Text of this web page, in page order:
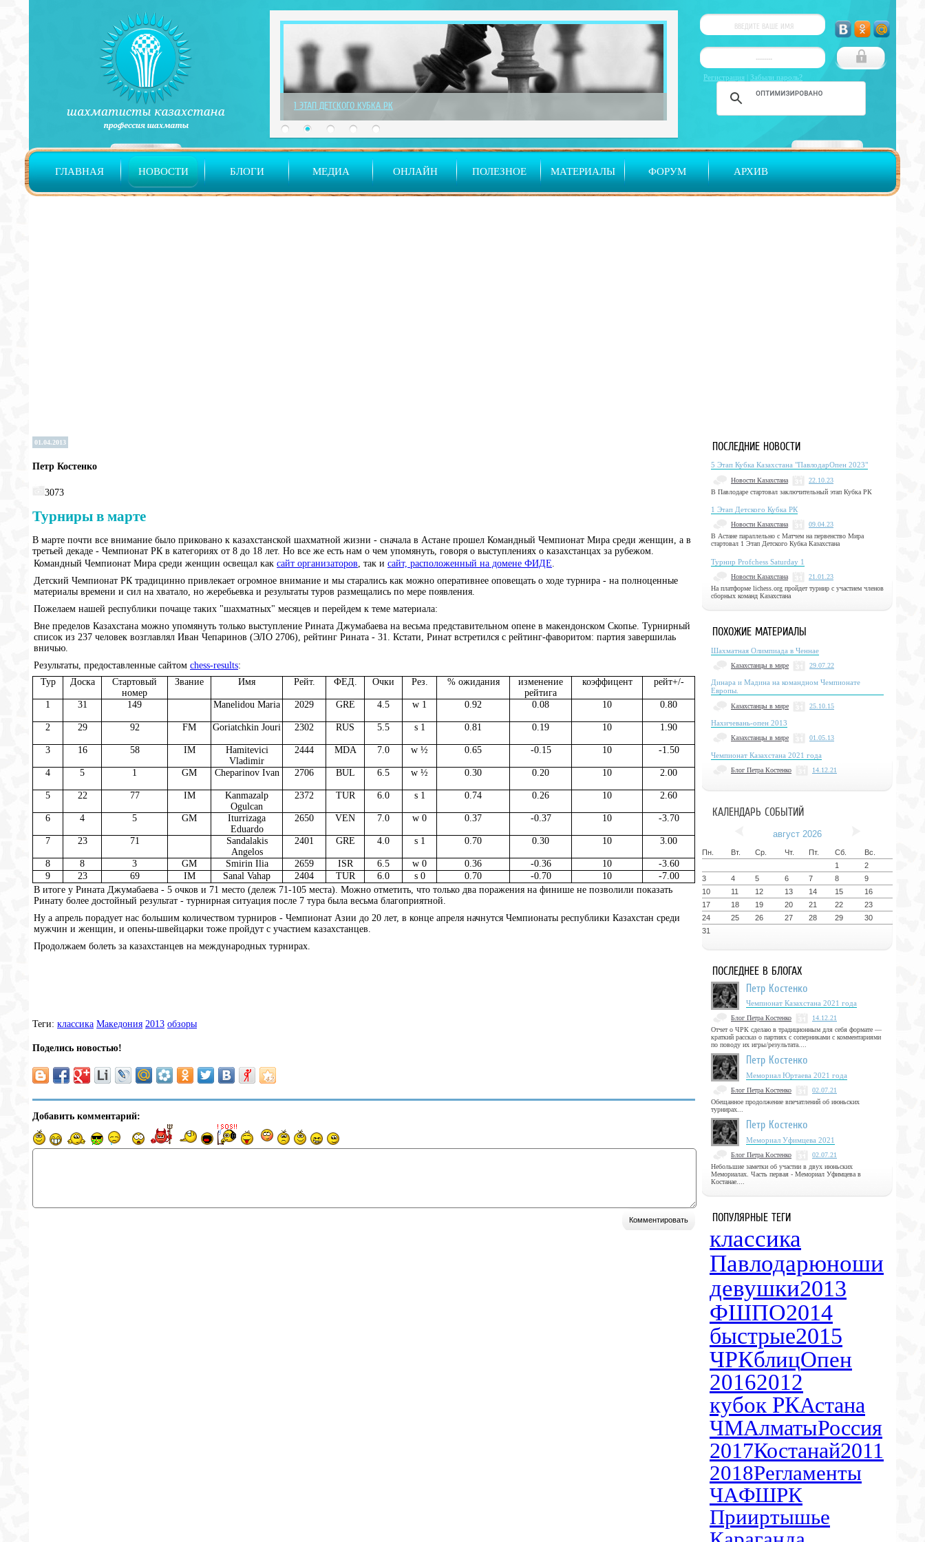
ГЛАВНАЯ НОВОСТИ БЛОГИ МЕДИА ОНЛАЙН ПОЛЕЗНОЕ МАТЕРИАЛЫ ФОРУМ АРХИВ
Регистрация | Забыли пароль?
1 ЭТАП ДЕТСКОГО КУБКА РК
01.04.2013
Петр Костенко
3073
Турниры в марте
В марте почти все внимание было приковано к казахстанской шахматной жизни - сначала в Астане прошел Командный Чемпионат Мира среди женщин, а в
третьей декаде - Чемпионат РК в категориях от 8 до 18 лет. Но все же есть нам о чем упомянуть, говоря о выступлениях о казахстанцах за рубежом.
Командный Чемпионат Мира среди женщин освещал как сайт организаторов, так и сайт, расположенный на домене ФИДЕ.
Детский Чемпионат РК традицинно привлекает огромное внимание и мы старались как можно оперативнее оповещать о ходе турнира - на полноценные
материалы времени и сил на хватало, но жеребьевка и результаты туров размещались по мере появления.
Пожелаем нашей республики почаще таких "шахматных" месяцев и перейдем к теме материала:
Вне пределов Казахстана можно упомянуть только выступление Рината Джумабаева на весьма представительном опене в макендонском Скопье. Турнирный
список из 237 человек возглавлял Иван Чепаринов (ЭЛО 2706), рейтинг Рината - 31. Кстати, Ринат встретился с рейтинг-фаворитом: партия завершилаь
вничью.
Результаты, предоставленные сайтом chess-results:
Тур
Доска
Стартовый
номер
Звание Имя Рейт. ФЕД. Очки Рез. % ожидания
изменение
рейтига
коэффицент рейт+/-
1 31 149 Manelidou Maria 2029 GRE 4.5 w 1 0.92 0.08 10 0.80
2 29 92 FM Goriatchkin Jouri 2302 RUS 5.5 s 1 0.81 0.19 10 1.90
3 16 58 IM
Hamitevici
Vladimir
2444 MDA 7.0 w ½ 0.65 -0.15 10 -1.50
4 5 1 GM Cheparinov Ivan 2706 BUL 6.5 w ½ 0.30 0.20 10 2.00
5 22 77 IM
Kanmazalp
Ogulcan
2372 TUR 6.0 s 1 0.74 0.26 10 2.60
6 4 5 GM
Iturrizaga
Eduardo
2650 VEN 7.0 w 0 0.37 -0.37 10 -3.70
7 23 71
Sandalakis
Angelos
2401 GRE 4.0 s 1 0.70 0.30 10 3.00
8 8 3 GM Smirin Ilia 2659 ISR 6.5 w 0 0.36 -0.36 10
-3.60
9
23 69 IM Sanal Vahap 2404 TUR 6.0 s 0 0.70 -0.70 10
-7.00
В итоге у Рината Джумабаева - 5 очков и 71 место (дележ 71-105 места). Можно отметить, что только два поражения на финише не позволили показать
Ринату более достойный результат - турнирная ситуация после 7 тура была весьма благоприятной.
Ну а апрель порадует нас большим количеством турниров - Чемпионат Азии до 20 лет, в конце апреля начнутся Чемпионаты республики Казахстан среди
мужчин и женщин, и опены-швейцарки тоже пройдут с участием казахстанцев.
Продолжаем болеть за казахстанцев на международных турнирах.
Теги: классика Македония 2013 обзоры
Поделись новостью!
Добавить комментарий:
ПОСЛЕДНИЕ НОВОСТИ
5 Этап Кубка Казахстана "ПавлодарОпен 2023"
Новости Казахстана
22.10.23
В Павлодаре стартовал заключительный этап Кубка РК
1 Этап Детского Кубка РК
Новости Казахстана
09.04.23
В Астане параллельно с Матчем на первенство Мира
стартовал 1 Этап Детского Кубка Казахстана
Турнир Profchess Saturday 1
Новости Казахстана
21.01.23
На платформе lichess.org пройдет турнир с участием членов
сборных команд Казахстана
ПОХОЖИЕ МАТЕРИАЛЫ
Шахматная Олимпиада в Ченнае
Казахстанцы в мире 29.07.22
Динара и Мадина на командном Чемпионате
Европы.
Казахстанцы в мире 25.10.15
Нахичевань-опен 2013
Казахстанцы в мире 01.05.13
Чемпионат Казахстана 2021 года
Блог Петра Костенко 14.12.21
КАЛЕНДАРЬ СОБЫТИЙ
август 2026
Пн. Вт. Ср. Чт. Пт. Сб.
Вс.
1
2
3
4 5 6 7 8
9
10
11 12 13 14 15
16
17
18 19 20 21 22
23
24
25 26 27 28 29
30
31
ПОСЛЕДНЕЕ В БЛОГАХ
Петр Костенко
Чемпионат Казахстана 2021 года
Блог Петра Костенко
14.12.21
Отчет о ЧРК сделаю в традиционным для себя формате —
краткий рассказ о партиях с соперниками с комментариями
по поводу их игры/результата....
Петр Костенко
Мемориал Юртаева 2021 года
Блог Петра Костенко
02.07.21
Обещанное продолжение впечатлений об июньских
турнирах...
Петр Костенко
Мемориал Уфимцева 2021
Блог Петра Костенко
02.07.21
Небольшие заметки об участии в двух июньских
Мемориалах. Часть первая - Мемориал Уфимцева в
Костанае....
ПОПУЛЯРНЫЕ ТЕГИ
классика
Павлодарюноши
девушки2013
ФШПО2014
быстрые2015
ЧРКблицОпен
20162012
кубок РКАстана
ЧМАлматыРоссия
2017Костанай2011
2018Регламенты
ЧАФШРК
Прииртышье